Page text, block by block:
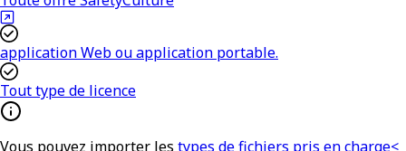
application Web ou application portable.
Tout type de licence
Vous pouvez importer les types de fichiers pris en charge<